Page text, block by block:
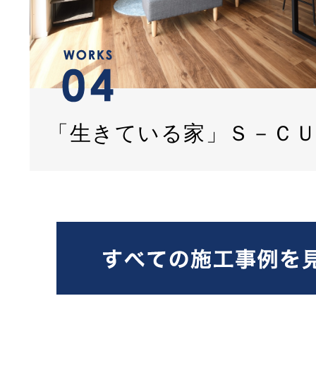
「生きている家」Ｓ－Ｃ